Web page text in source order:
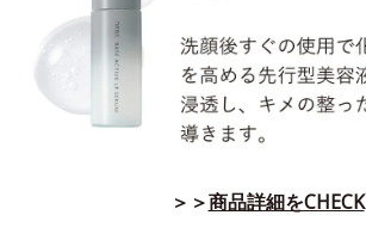
＞＞商品詳細をCHECK